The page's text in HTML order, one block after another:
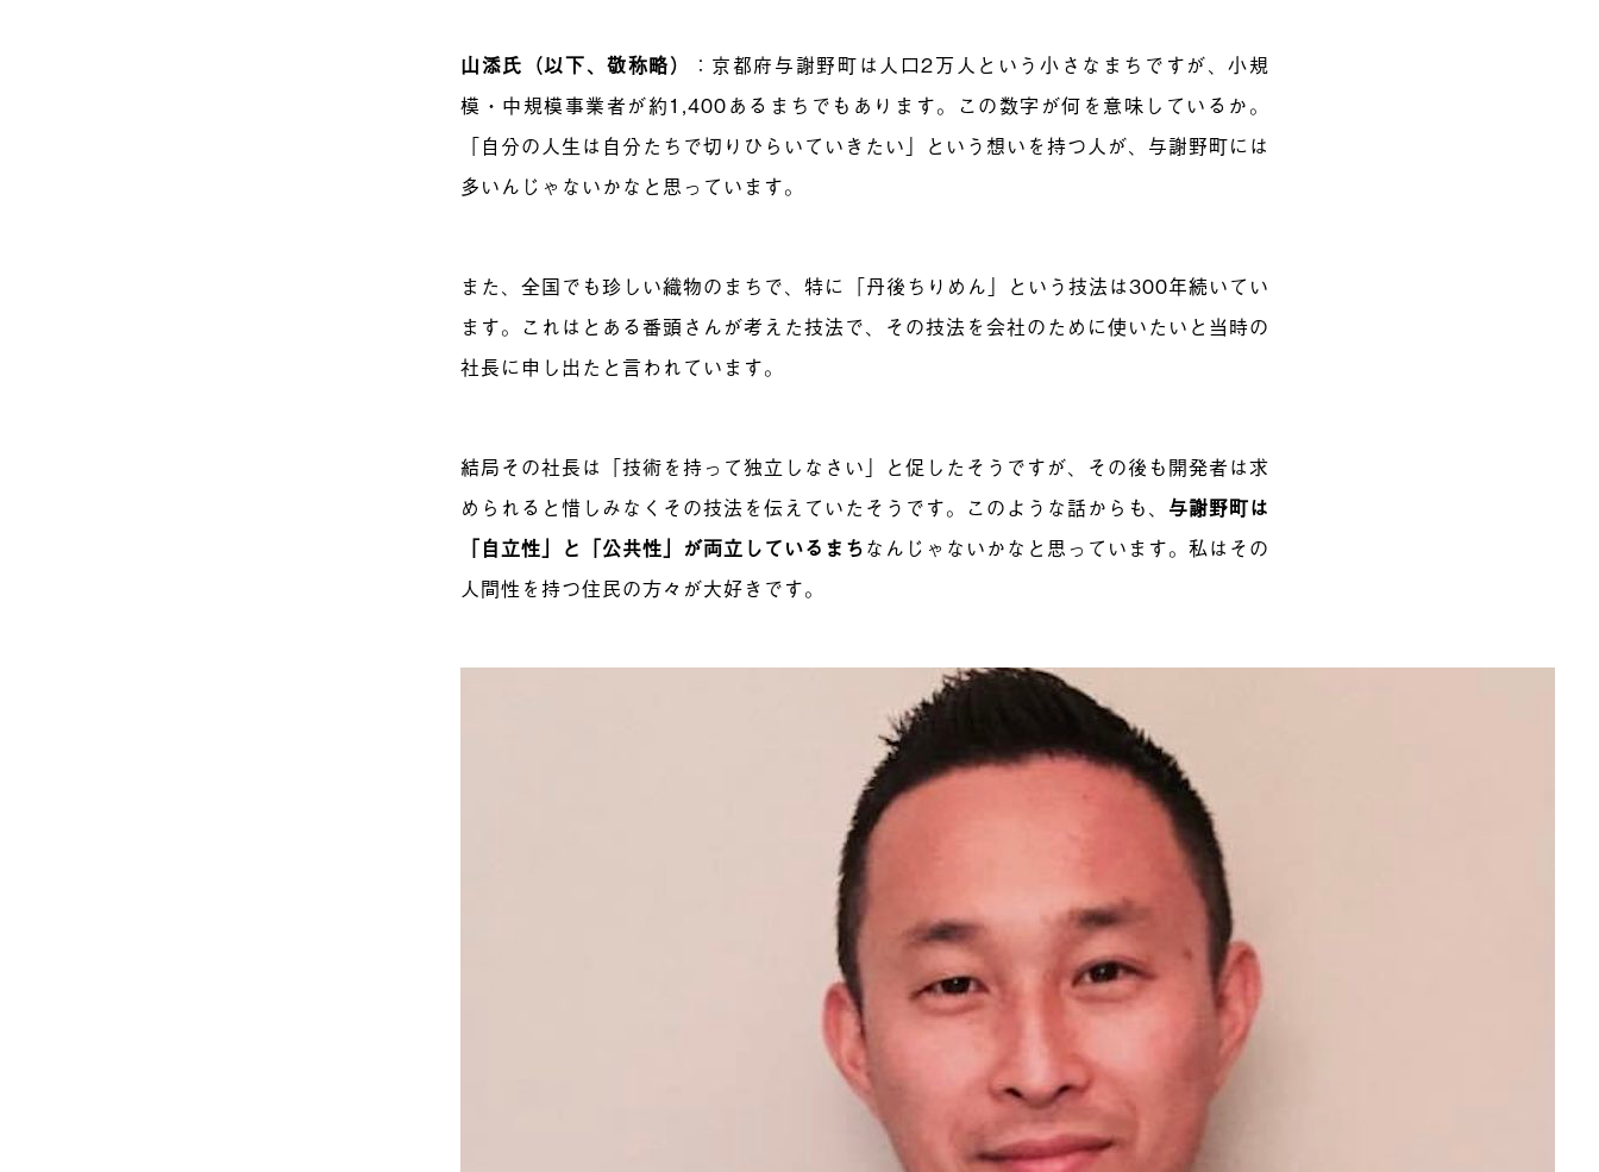
山添氏（以下、敬称略） ： 京都府与謝野町は人口2万人という小さなまちですが、小規
模・中規模事業者が約1,400あるまちでもあります。この数字が何を意味しているか。
「自分の人生は自分たちで切りひらいていきたい」という想いを持つ人が、与謝野町には
多いんじゃないかなと思っています。
また、全国でも珍しい織物のまちで、特に「丹後ちりめん」という技法は300年続いてい
ます。これはとある番頭さんが考えた技法で、その技法を会社のために使いたいと当時の
社長に申し出たと言われています。
結局その社長は「技術を持って独立しなさい」と促したそうですが、その後も開発者は求
められると惜しみなくその技法を伝えていたそうです。このような話からも、 与謝野町は
「自立性」と「公共性」が両立しているまちなんじゃないかなと思っています。私はその
人間性を持つ住民の方々が大好きです。